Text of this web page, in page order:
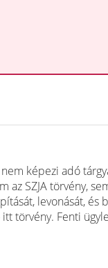
képezi adó
az SZJA törvény,
levonását, és
törvény. Fenti